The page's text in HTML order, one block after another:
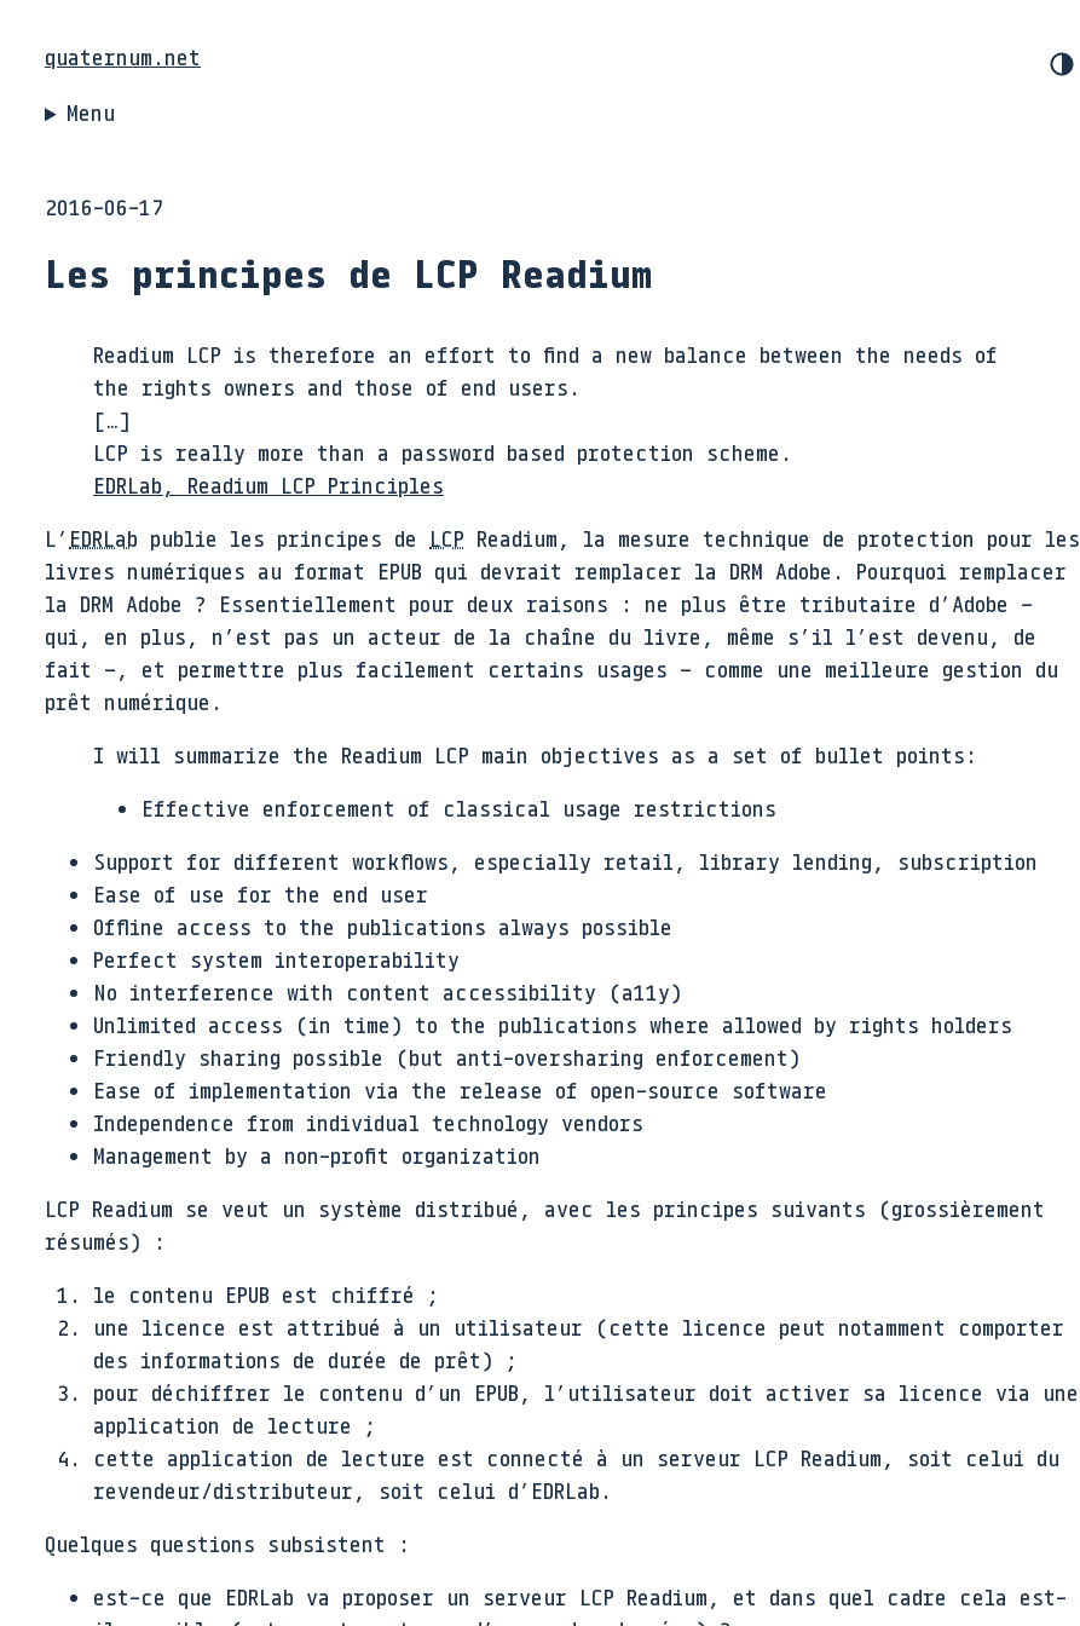
quaternum.net
Menu
2016-06-17
Les principes de LCP Readium
Readium LCP is therefore an effort to find a new balance between the needs of
the rights owners and those of end users.
[…]
LCP is really more than a password based protection scheme.
EDRLab, Readium LCP Principles
L’ EDRLab publie les principes de LCP Readium, la mesure technique de protection pour les
livres numériques au format EPUB qui devrait remplacer la DRM Adobe. Pourquoi remplacer
la DRM Adobe ? Essentiellement pour deux raisons : ne plus être tributaire d’Adobe –
qui, en plus, n’est pas un acteur de la chaîne du livre, même s’il l’est devenu, de
fait –, et permettre plus facilement certains usages – comme une meilleure gestion du
prêt numérique.
I will summarize the Readium LCP main objectives as a set of bullet points:
Effective enforcement of classical usage restrictions
Support for different workflows, especially retail, library lending, subscription
Ease of use for the end user
Offline access to the publications always possible
Perfect system interoperability
No interference with content accessibility (a11y)
Unlimited access (in time) to the publications where allowed by rights holders
Friendly sharing possible (but anti-oversharing enforcement)
Ease of implementation via the release of open-source software
Independence from individual technology vendors
Management by a non-profit organization
LCP Readium se veut un système distribué, avec les principes suivants (grossièrement
résumés) :
le contenu EPUB est chiffré ;
une licence est attribué à un utilisateur (cette licence peut notamment comporter
des informations de durée de prêt) ;
pour déchiffrer le contenu d’un EPUB, l’utilisateur doit activer sa licence via une
application de lecture ;
cette application de lecture est connecté à un serveur LCP Readium, soit celui du
revendeur/distributeur, soit celui d’EDRLab.
Quelques questions subsistent :
est-ce que EDRLab va proposer un serveur LCP Readium, et dans quel cadre cela est-